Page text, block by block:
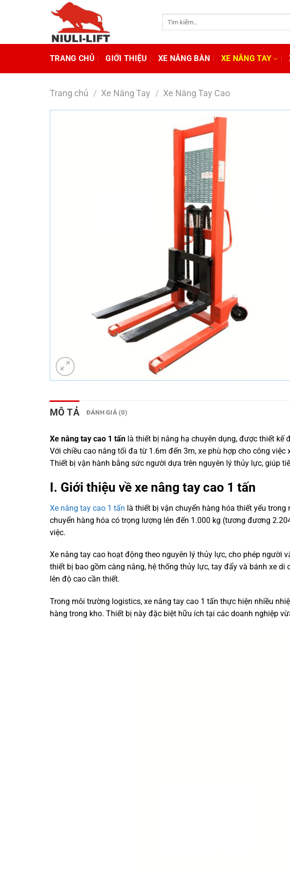
dung
TRANG CHỦ GIỚI THIỆU XE NÂNG BÀN XE NÂNG TAY
Trang chủ / Xe Nâng Tay / Xe Nâng Tay Cao
MÔ TẢ ĐÁNH GIÁ (0)
Xe nâng tay cao 1 tấn là thiết bị nâng hạ chuyên dụng, được thiết kế
Với chiều cao nâng tối đa từ 1.6m đến 3m, xe phù hợp cho công
Thiết bị vận hành bằng sức người dựa trên nguyên lý thủy lực, giúp
I. Giới thiệu về xe nâng tay cao 1 tấn
Xe nâng tay cao 1 tấn là thiết bị vận chuyển hàng hóa thiết yếu
chuyển hàng hóa có trọng lượng lên đến 1.000 kg (tương đương
việc.
Xe nâng tay cao hoạt động theo nguyên lý thủy lực, cho phép người
thiết bị bao gồm càng nâng, hệ thống thủy lực, tay đẩy và bánh xe
lên độ cao cần thiết.
Trong môi trường logistics, xe nâng tay cao 1 tấn thực hiện nhiều
hàng trong kho. Thiết bị này đặc biệt hữu ích tại các doanh nghiệp